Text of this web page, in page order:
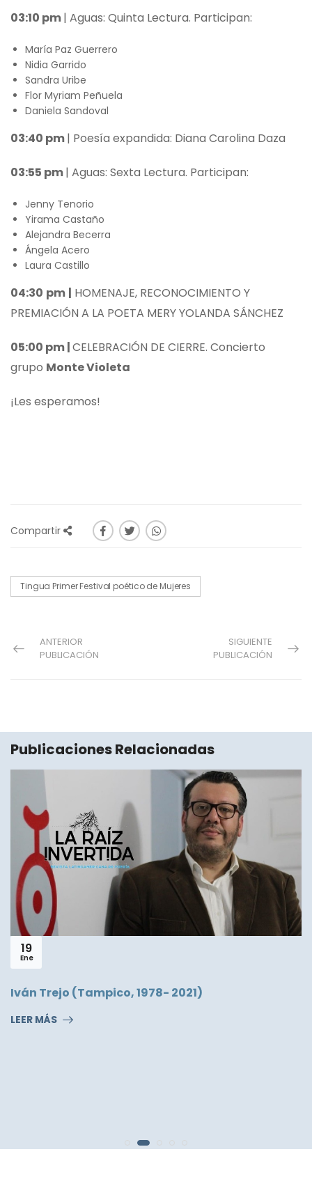
03:10 pm| Aguas: Quinta Lectura. Participan:
María Paz Guerrero
Nidia Garrido
Sandra Uribe
Flor Myriam Peñuela
Daniela Sandoval
03:40 pm| Poesía expandida: Diana Carolina Daza
03:55 pm| Aguas: Sexta Lectura. Participan:
Jenny Tenorio
Yirama Castaño
Alejandra Becerra
Ángela Acero
Laura Castillo
04:30 pm | HOMENAJE, RECONOCIMIENTO Y
PREMIACIÓN A LA POETA MERY YOLANDA SÁNCHEZ
05:00 pm |CELEBRACIÓN DE CIERRE. Concierto
grupo Monte Violeta
¡Les esperamos!
Compartir
Tingua Primer Festival poético de Mujeres
ANTERIOR
PUBLICACIÓN
SIGUIENTE
PUBLICACIÓN
Publicaciones Relacionadas
19
Ene
Iván Trejo (Tampico, 1978- 2021)
LEER MÁS